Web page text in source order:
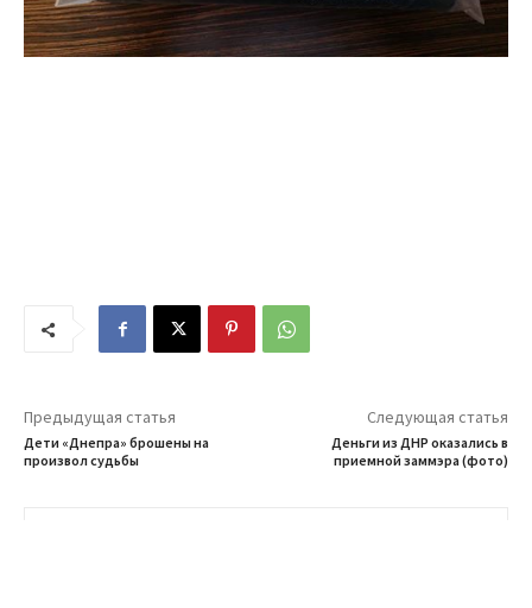
Предыдущая статья
Дети «Днепра» брошены на
произвол судьбы
Следующая статья
Деньги из ДНР оказались в
приемной заммэра (фото)